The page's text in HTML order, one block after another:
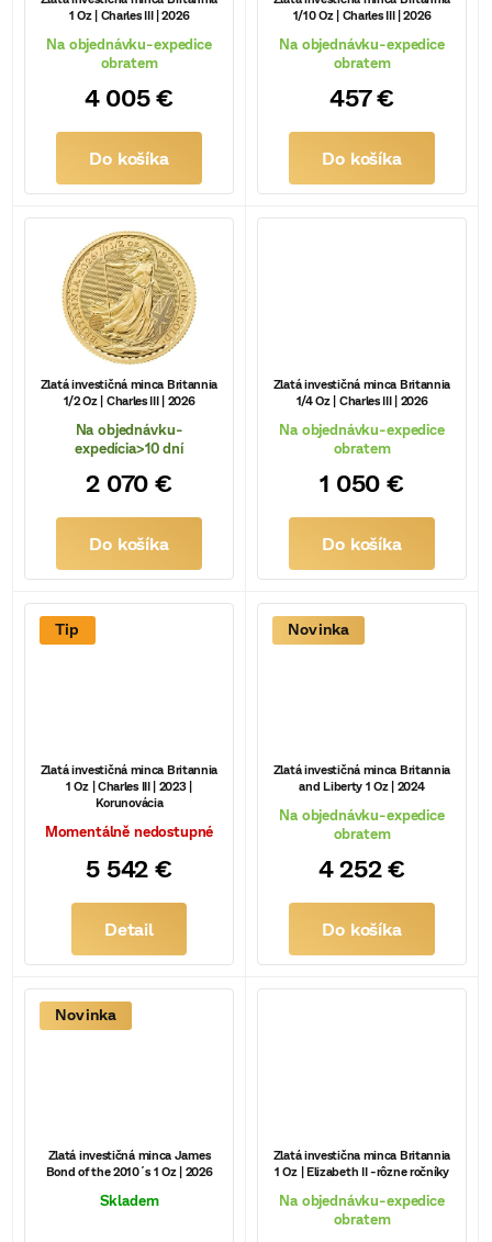
u
k
1 Oz | Charles III | 2026
Na objednávku-expedice
obratem
4 005 €
Do košíka
1/10 Oz | Charles III | 2026
Na objednávku-expedice
obratem
457 €
Do košíka
Zlatá investičná minca Britannia
1/2 Oz | Charles III | 2026
Na objednávku-
expedícia>10 dní
2 070 €
Do košíka
Zlatá investičná minca Britannia
1/4 Oz | Charles III | 2026
Na objednávku-expedice
obratem
1 050 €
Do košíka
Tip
Zlatá investičná minca Britannia
1 Oz | Charles III | 2023 |
Korunovácia
Momentálně nedostupné
5 542 €
Detail
Novinka
Zlatá investičná minca Britannia
and Liberty 1 Oz | 2024
Na objednávku-expedice
obratem
4 252 €
Do košíka
Novinka
Zlatá investičná minca James
Bond of the 2010´s 1 Oz | 2026
Skladem
Zlatá investična minca Britannia
1 Oz | Elizabeth II -rôzne ročníky
Na objednávku-expedice
obratem